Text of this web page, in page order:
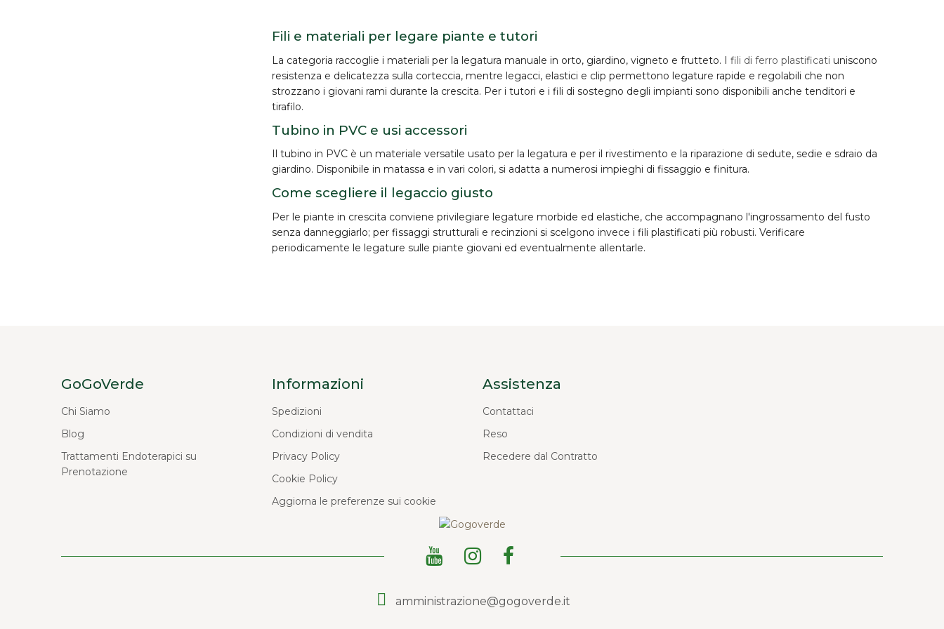
Fili e materiali per legare piante e tutori
La categoria raccoglie i materiali per la legatura manuale in orto, giardino, vigneto e frutteto. I fili di ferro plastificati uniscono
resistenza e delicatezza sulla corteccia, mentre legacci, elastici e clip permettono legature rapide e regolabili che non
strozzano i giovani rami durante la crescita. Per i tutori e i fili di sostegno degli impianti sono disponibili anche tenditori e
tirafilo.
Tubino in PVC e usi accessori
tubino in PVC è un materiale versatile usato per la legatura e per il rivestimento e la riparazione di sedute, sedie e sdraio da
giardino. Disponibile in matassa e in vari colori, si adatta a numerosi impieghi di fissaggio e finitura.
Come scegliere il legaccio giusto
Per le piante in crescita conviene privilegiare legature morbide ed elastiche, che accompagnano l'ingrossamento del fusto
senza danneggiarlo; per fissaggi strutturali e recinzioni si scelgono invece i fili plastificati più robusti. Verificare
periodicamente le legature sulle piante giovani ed eventualmente allentarle.
GoGoVerde
Chi Siamo
Blog
Trattamenti Endoterapici su
Prenotazione
Informazioni
Spedizioni
Condizioni di vendita
Privacy Policy
Cookie Policy
Aggiorna le preferenze sui cookie
Assistenza
Contattaci
Reso
Recedere dal Contratto
amministrazione@gogoverde.it